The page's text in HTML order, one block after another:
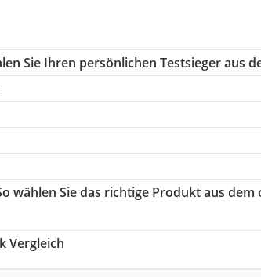
Sie Ihren persönlichen Testsieger aus
wählen Sie das richtige Produkt aus
Vergleich